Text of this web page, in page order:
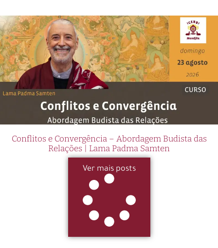
Conflitos e Convergência – Abordagem Budista das
Relações | Lama Padma Samten
Ver mais posts